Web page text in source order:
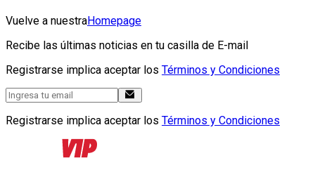
Vuelve a nuestraHomepage
Recibe las últimas noticias en tu casilla de E-mail
Registrarse implica aceptar los Términos y Condiciones
Registrarse implica aceptar los Términos y Condiciones